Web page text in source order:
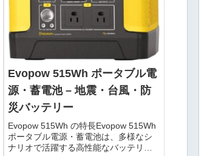
Evopow 515Wh ポータブル電
源・蓄電池 – 地震・台風・防
災バッテリー
Evopow 515Wh の特長Evopow 515Wh
ポータブル電源・蓄電池は、多様なシ
ナリオで活躍する高性能なバッテリー